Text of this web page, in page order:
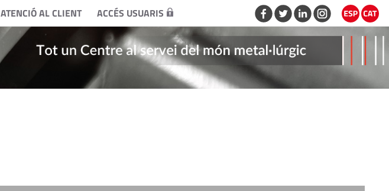
ATENCIÓ AL CLIENT ACCÉS USUARIS